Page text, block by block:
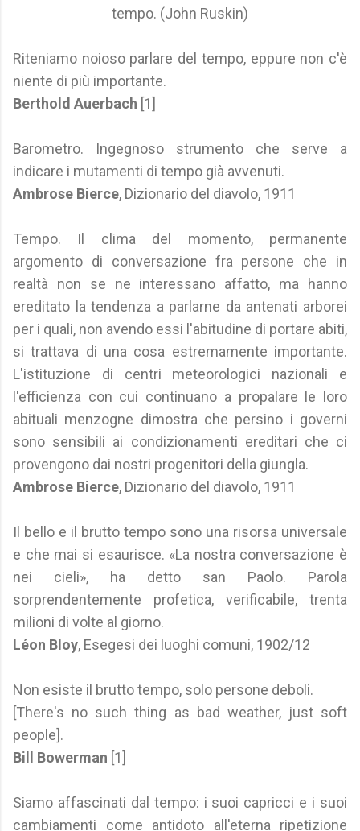
tempo. (John Ruskin)
Riteniamo noioso parlare del tempo, eppure non c'è
niente di più importante.
Berthold Auerbach [1]
Barometro. Ingegnoso strumento che serve a
indicare i mutamenti di tempo già avvenuti.
Ambrose Bierce, Dizionario del diavolo, 1911
Tempo. Il clima del momento, permanente
argomento di conversazione fra persone che in
realtà non se ne interessano affatto, ma hanno
ereditato la tendenza a parlarne da antenati arborei
per i quali, non avendo essi l'abitudine di portare abiti,
si trattava di una cosa estremamente importante.
L'istituzione di centri meteorologici nazionali e
l'efficienza con cui continuano a propalare le loro
abituali menzogne dimostra che persino i governi
sono sensibili ai condizionamenti ereditari che ci
provengono dai nostri progenitori della giungla.
Ambrose Bierce, Dizionario del diavolo, 1911
Il bello e il brutto tempo sono una risorsa universale
e che mai si esaurisce. «La nostra conversazione è
nei cieli», ha detto san Paolo. Parola
sorprendentemente profetica, verificabile, trenta
milioni di volte al giorno.
Léon Bloy, Esegesi dei luoghi comuni, 1902/12
Non esiste il brutto tempo, solo persone deboli.
[There's no such thing as bad weather, just soft
people].
Bill Bowerman [1]
Siamo affascinati dal tempo: i suoi capricci e i suoi
cambiamenti come antidoto all'eterna ripetizione